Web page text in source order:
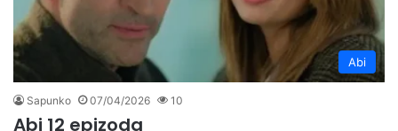
Abi
Sapunko 07/04/2026 10
Abi 12 epizoda